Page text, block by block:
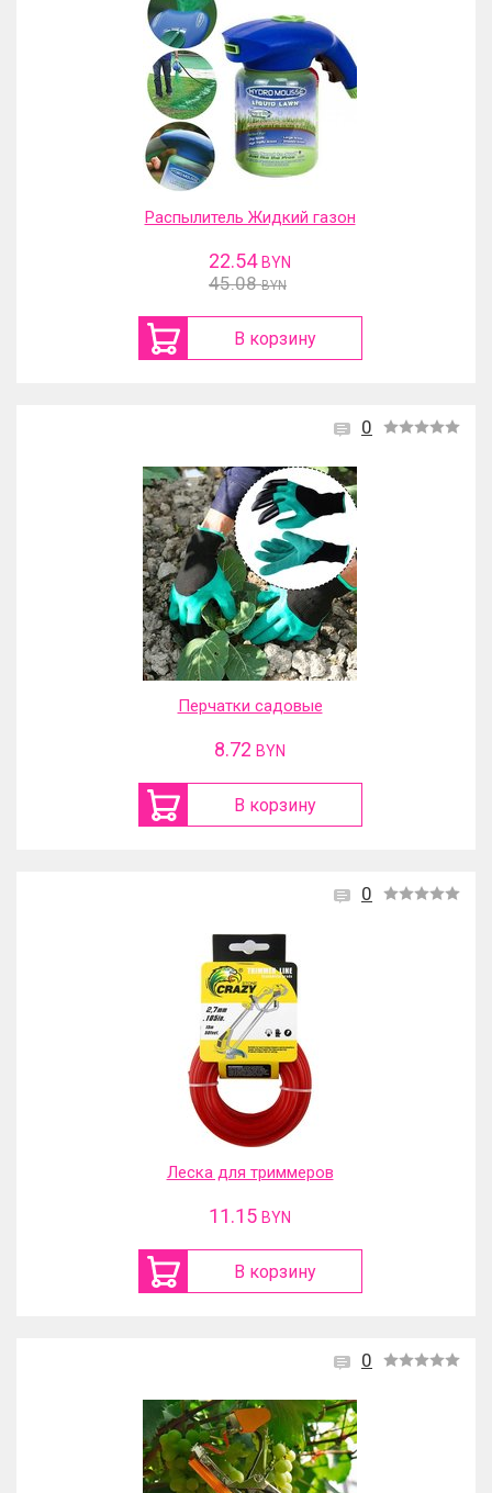
Распылитель Жидкий газон
22.54 BYN
45.08 BYN
В корзину
0
Перчатки садовые
8.72 BYN
В корзину
0
Леска для триммеров
11.15 BYN
В корзину
0